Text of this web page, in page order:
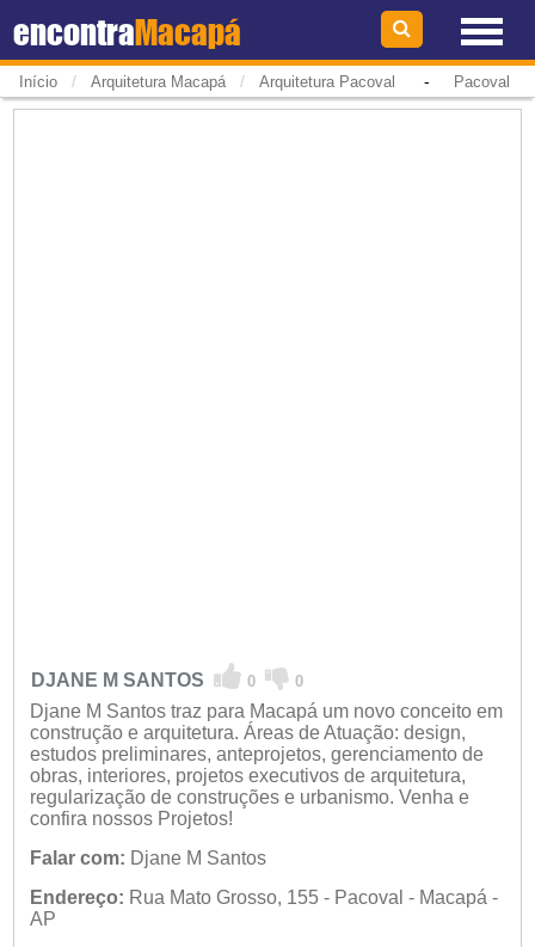
encontraMacapá
Início / Arquitetura Macapá / Arquitetura Pacoval - Pacoval
DJANE M SANTOS 0 0
Djane M Santos traz para Macapá um novo conceito em
construção e arquitetura. Áreas de Atuação: design,
estudos preliminares, anteprojetos, gerenciamento de
obras, interiores, projetos executivos de arquitetura,
regularização de construções e urbanismo. Venha e
confira nossos Projetos!
Falar com: Djane M Santos
Endereço: Rua Mato Grosso, 155 - Pacoval - Macapá -
AP